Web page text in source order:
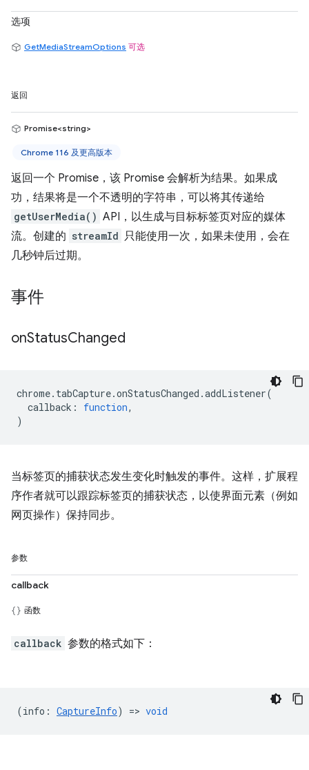
选项
GetMediaStreamOptions 可选
返回
Promise<string>
Chrome 116 及更高版本
返回一个 Promise，该 Promise 会解析为结果。如果成
功，结果将是一个不透明的字符串，可以将其传递给
getUserMedia() API，以生成与目标标签页对应的媒体
流。创建的 streamId 只能使用一次，如果未使用，会在
几秒钟后过期。
事件
onStatusChanged
chrome. tabCapture.onStatusChanged .addListener(
callback : function,
)
当标签页的捕获状态发生变化时触发的事件。这样，扩展程
序作者就可以跟踪标签页的捕获状态，以使界面元素（例如
网页操作）保持同步。
参数
callback
函数
callback 参数的格式如下：
(info : CaptureInfo) => void